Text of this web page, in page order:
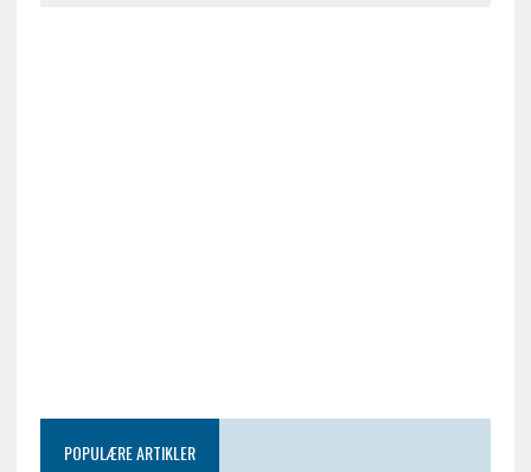
POPULÆRE ARTIKLER